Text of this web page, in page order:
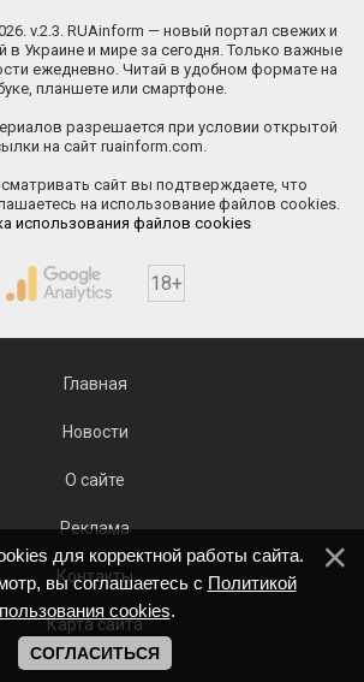
v.2.3. RUAinform — новый портал свежих и
в Украине и мире за сегодня. Только важные
ежедневно. Читай в удобном формате на
планшете или смартфоне.
разрешается при условии открытой
на сайт ruainform.com.
сайт вы подтверждаете, что
на использование файлов cookies.
использования файлов cookies
18+
Главная
Новости
О сайте
Реклама
Контакты
Карта сайта
для корректной работы сайта.
вы соглашаетесь с Политикой
cookies.
СОГЛАСИТЬСЯ